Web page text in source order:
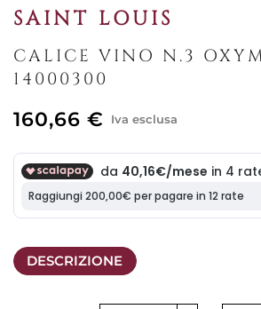
SAINT LOUIS
CALICE VINO N.3
14000300
160,66 € Iva esclusa
DESCRIZIONE